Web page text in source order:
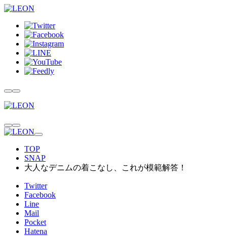
TOP
SNAP
大人なデニムの着こなし、これが模範解答！
Twitter
Facebook
Line
Mail
Pocket
Hatena